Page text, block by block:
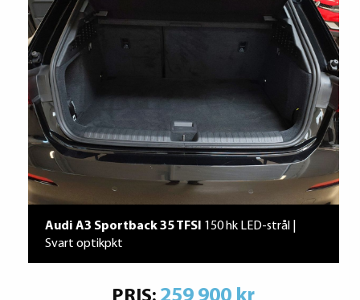
Audi A3 Sportback 35 TFSI 150 hk LED-strål |
Svart optikpkt